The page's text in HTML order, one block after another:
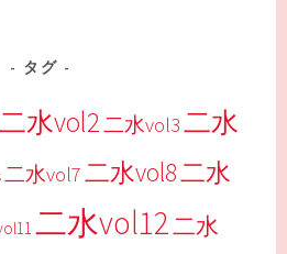
タグ
二水vol2二水vol3二水
二水vol7二水vol8二水
二水vol12二水